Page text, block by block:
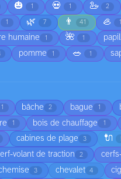
🎃 1 💀 1 🦢 2
1 🌿 7 👨 41 🦪 1
humaine 1 🌺 1
pomme 1 🥗 1
1 bâche 2 bague 1
1 bois de chauffage 1
cabines de plage 3 🔌
volant de traction 2
3 chevalet 4